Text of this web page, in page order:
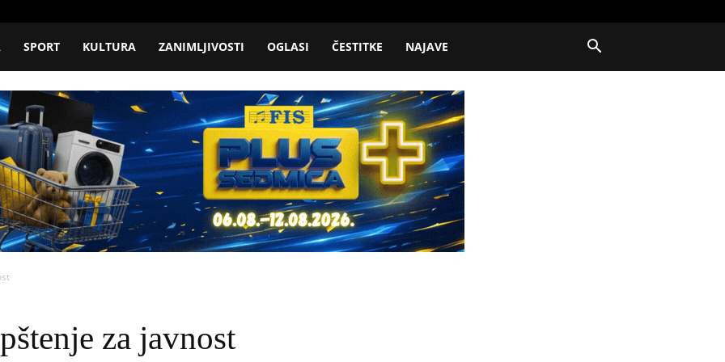
SPORT KULTURA ZANIMLJIVOSTI OGLASI ČESTITKE NAJAVE
za javnost